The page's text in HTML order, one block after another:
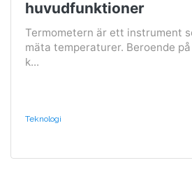
huvudfunktioner
Termometern är ett instrument
mäta temperaturer. Beroende
k...
Teknologi